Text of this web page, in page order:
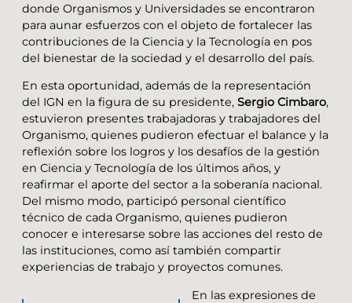
donde Organismos y Universidades se encontraron
para aunar esfuerzos con el objeto de fortalecer las
contribuciones de la Ciencia y la Tecnología en pos
del bienestar de la sociedad y el desarrollo del país.
En esta oportunidad, además de la representación
del IGN en la figura de su presidente, Sergio Cimbaro,
estuvieron presentes trabajadoras y trabajadores del
Organismo, quienes pudieron efectuar el balance y la
reflexión sobre los logros y los desafíos de la gestión
en Ciencia y Tecnología de los últimos años, y
reafirmar el aporte del sector a la soberanía nacional.
Del mismo modo, participó personal científico
técnico de cada Organismo, quienes pudieron
conocer e interesarse sobre las acciones del resto de
las instituciones, como así también compartir
experiencias de trabajo y proyectos comunes.
En las expresiones de